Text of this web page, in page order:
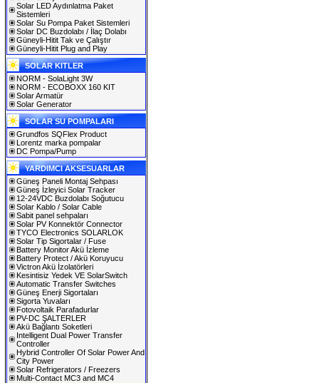
Solar LED Aydınlatma Paket
Sistemleri
Solar Su Pompa Paket Sistemleri
Solar DC Buzdolabı / İlaç Dolabı
Güneyli-Hitit Tak ve Çalıştır
Güneyli-Hitit Plug and Play
SOLAR KITLER
NORM - SolaLight 3W
NORM - ECOBOXX 160 KIT
Solar Armatür
Solar Generator
SOLAR SU POMPALARI
Grundfos SQFlex Product
Lorentz marka pompalar
DC Pompa/Pump
YARDIMCI AKSESUARLAR
Güneş Paneli Montaj Sehpası
Güneş İzleyici Solar Tracker
12-24VDC Buzdolabı Soğutucu
Solar Kablo / Solar Cable
Sabit panel sehpaları
Solar PV Konnektör Connector
TYCO Electronics SOLARLOK
Solar Tip Sigortalar / Fuse
Battery Monitor Akü İzleme
Battery Protect / Akü Koruyucu
Victron Akü İzolatörleri
Kesintisiz Yedek VE SolarSwitch
Automatic Transfer Switches
Güneş Enerji Sigortaları
Sigorta Yuvaları
Fotovoltaik Parafadurlar
PV-DC ŞALTERLER
Akü Bağlantı Soketleri
Intelligent Dual Power Transfer
Controller
Hybrid Controller Of Solar Power And
City Power
Solar Refrigerators / Freezers
Multi-Contact MC3 and MC4